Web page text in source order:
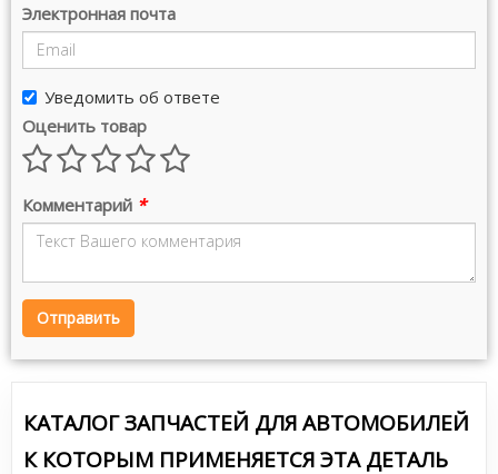
Электронная почта
Уведомить об ответе
Оценить товар
Комментарий *
Отправить
КАТАЛОГ ЗАПЧАСТЕЙ ДЛЯ АВТОМОБИЛЕЙ
К КОТОРЫМ ПРИМЕНЯЕТСЯ ЭТА ДЕТАЛЬ